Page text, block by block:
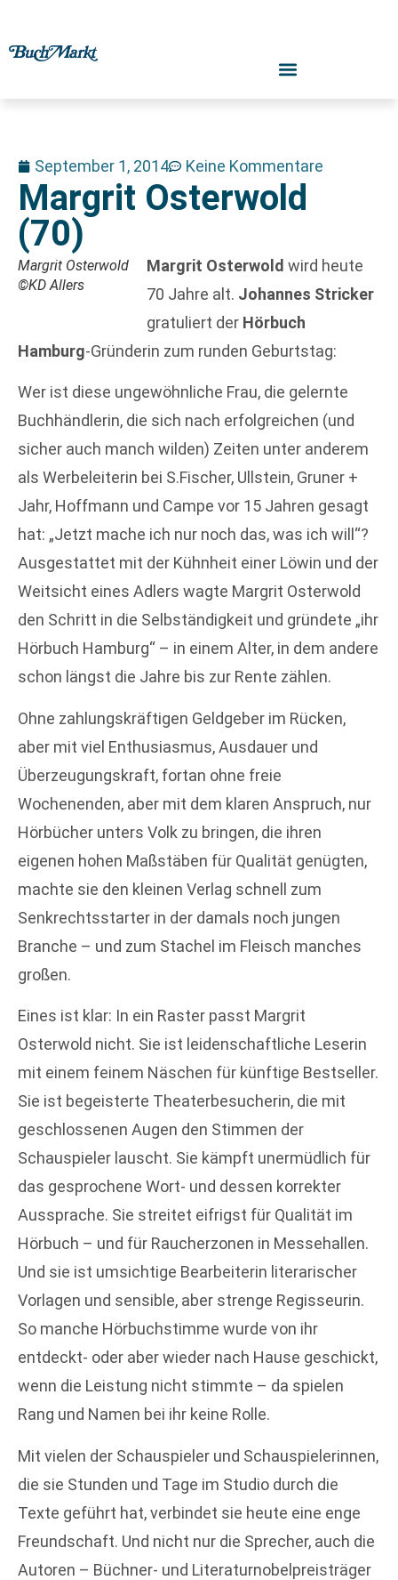
September 1, 2014 Keine Kommentare
Margrit Osterwold
(70)
Margrit Osterwold
©KD Allers
Margrit Osterwold wird heute
70 Jahre alt. Johannes Stricker
gratuliert der Hörbuch
Hamburg-Gründerin zum runden Geburtstag:
Wer ist diese ungewöhnliche Frau, die gelernte
Buchhändlerin, die sich nach erfolgreichen (und
sicher auch manch wilden) Zeiten unter anderem
als Werbeleiterin bei S.Fischer, Ullstein, Gruner +
Jahr, Hoffmann und Campe vor 15 Jahren gesagt
hat: „Jetzt mache ich nur noch das, was ich will“?
Ausgestattet mit der Kühnheit einer Löwin und der
Weitsicht eines Adlers wagte Margrit Osterwold
den Schritt in die Selbständigkeit und gründete „ihr
Hörbuch Hamburg“ – in einem Alter, in dem andere
schon längst die Jahre bis zur Rente zählen.
Ohne zahlungskräftigen Geldgeber im Rücken,
aber mit viel Enthusiasmus, Ausdauer und
Überzeugungskraft, fortan ohne freie
Wochenenden, aber mit dem klaren Anspruch, nur
Hörbücher unters Volk zu bringen, die ihren
eigenen hohen Maßstäben für Qualität genügten,
machte sie den kleinen Verlag schnell zum
Senkrechtsstarter in der damals noch jungen
Branche – und zum Stachel im Fleisch manches
großen.
Eines ist klar: In ein Raster passt Margrit
Osterwold nicht. Sie ist leidenschaftliche Leserin
mit einem feinem Näschen für künftige Bestseller.
Sie ist begeisterte Theaterbesucherin, die mit
geschlossenen Augen den Stimmen der
Schauspieler lauscht. Sie kämpft unermüdlich für
das gesprochene Wort- und dessen korrekter
Aussprache. Sie streitet eifrigst für Qualität im
Hörbuch – und für Raucherzonen in Messehallen.
Und sie ist umsichtige Bearbeiterin literarischer
Vorlagen und sensible, aber strenge Regisseurin.
So manche Hörbuchstimme wurde von ihr
entdeckt- oder aber wieder nach Hause geschickt,
wenn die Leistung nicht stimmte – da spielen
Rang und Namen bei ihr keine Rolle.
Mit vielen der Schauspieler und Schauspielerinnen,
die sie Stunden und Tage im Studio durch die
Texte geführt hat, verbindet sie heute eine enge
Freundschaft. Und nicht nur die Sprecher, auch die
Autoren – Büchner- und Literaturnobelpreisträger